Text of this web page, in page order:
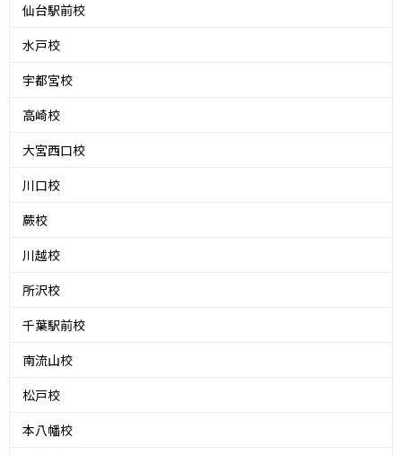
仙台駅前校
水戸校
宇都宮校
高崎校
大宮西口校
川口校
蕨校
川越校
所沢校
千葉駅前校
南流山校
松戸校
本八幡校